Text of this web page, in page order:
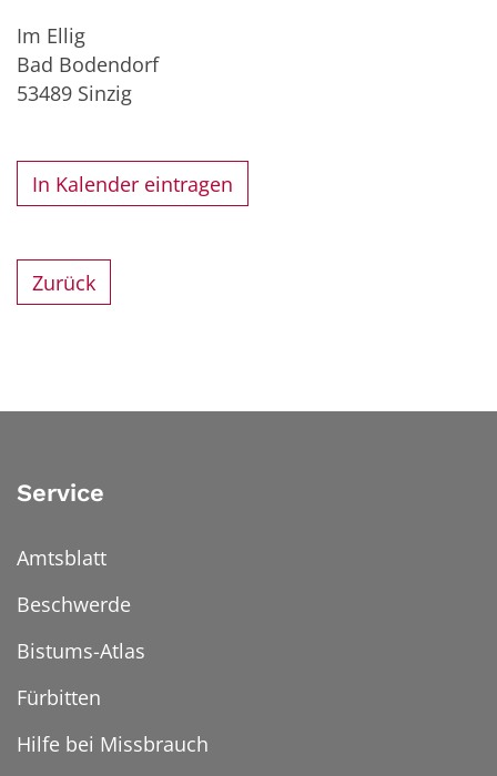
Im Ellig
Bad Bodendorf
53489 Sinzig
In Kalender eintragen
Zurück
Service
Amtsblatt
Beschwerde
Bistums-Atlas
Fürbitten
Hilfe bei Missbrauch